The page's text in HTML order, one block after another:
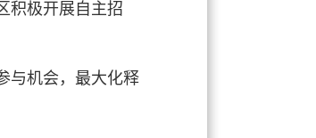
积极开展自主招
与机会，最大化释